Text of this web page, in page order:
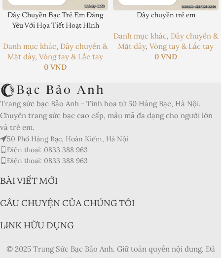
Dây Chuyền Bạc Trẻ Em Đáng
Yêu Với Họa Tiết Hoạt Hình
Danh mục khác, Dây chuyền &
Mặt dây, Vòng tay & Lắc tay
0 VND
Dây chuyền trẻ em
Danh mục khác, Dây chuyền &
Mặt dây, Vòng tay & Lắc tay
0 VND
Trang sức bạc Bảo Anh - Tinh hoa từ 50 Hàng Bạc, Hà Nội.
Chuyên trang sức bạc cao cấp, mẫu mã đa dạng cho người lớn
và trẻ em.
50 Phố Hàng Bạc, Hoàn Kiếm, Hà Nội
Điện thoại: 0833 388 963
Điện thoại: 0833 388 963
BÀI VIẾT MỚI
CÂU CHUYỆN CỦA CHÚNG TÔI
LINK HỮU DỤNG
© 2025 Trang Sức Bạc Bảo Anh. Giữ toàn quyền nội dung. Đã